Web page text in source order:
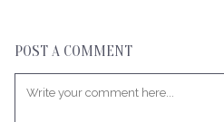
POST A COMMENT